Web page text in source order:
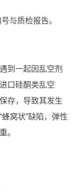
与质检报告。
到一起因乱空剂
口硅酮类乱空
存，导致其发生
窝状”缺陷，弹性
。